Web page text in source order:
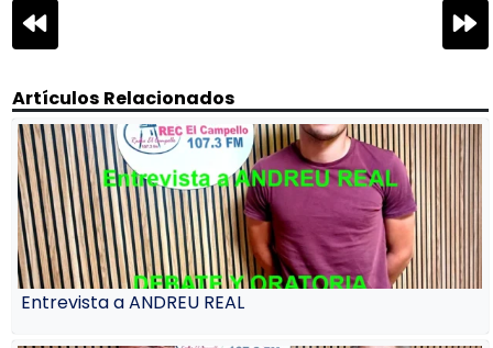
Navegación
de
entradas
Artículos Relacionados
Entrevista a ANDREU REAL